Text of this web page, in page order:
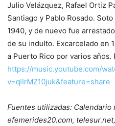
Julio Velázquez, Rafael Ortiz
Santiago y Pablo Rosado.
1940, y de nuevo fue
de su indulto. Excarcelado en
a Puerto Rico por varios años.
https://music.youtube.com/
v=qlIrMZ10juk&feature=share
Fuentes utilizadas:
efemerides20.com, telesur.net,